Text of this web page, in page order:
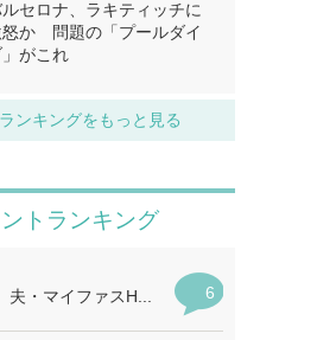
セロナ、ラキティッチに
怒か 問題の「プールダイ
」がこれ
ンキングをもっと見る